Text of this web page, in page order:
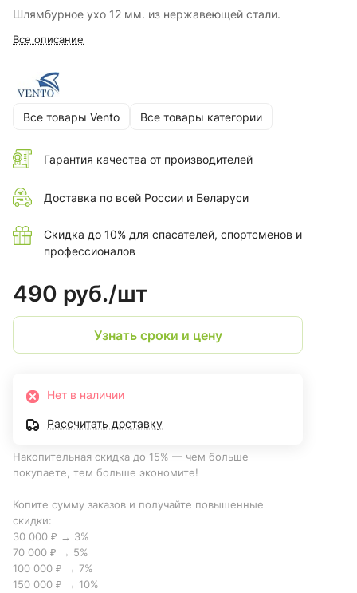
Шлямбурное ухо 12 мм. из нержавеющей стали.
Все описание
Все товары Vento Все товары категории
Гарантия качества от производителей
Доставка по всей России и Беларуси
Скидка до 10% для спасателей, спортсменов и
профессионалов
490 руб./шт
Узнать сроки и цену
Нет в наличии
Рассчитать доставку
Накопительная скидка до 15% — чем больше
покупаете, тем больше экономите!
Копите сумму заказов и получайте повышенные
скидки:
30 000 ₽ → 3%
70 000 ₽ → 5%
100 000 ₽ → 7%
150 000 ₽ → 10%